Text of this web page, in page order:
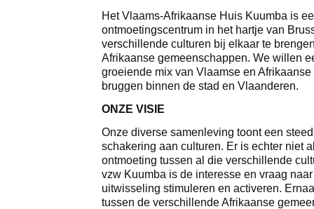
Het Vlaams-Afrikaanse Huis Kuumba is
ontmoetingscentrum in het hartje van
verschillende culturen bij elkaar te
Afrikaanse gemeenschappen. We willen
groeiende mix van Vlaamse en
bruggen binnen de stad en Vlaanderen.
ONZE VISIE
Onze diverse samenleving toont een
schakering aan culturen. Er is echter niet
ontmoeting tussen al die verschillende
vzw Kuumba is de interesse en vraag
uitwisseling stimuleren en activeren.
tussen de verschillende Afrikaanse